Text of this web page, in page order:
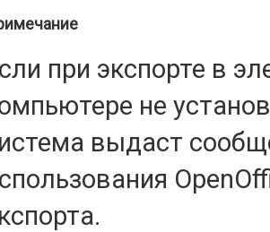
при экспорте в
не
выдаст